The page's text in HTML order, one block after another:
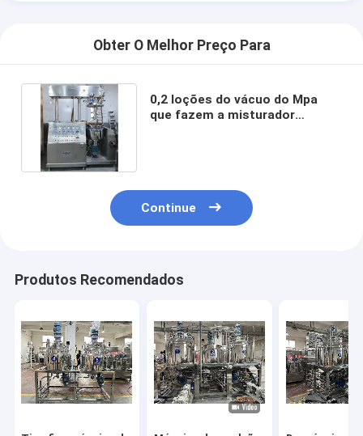
Obter O Melhor Preço Para
0,2 loções do vácuo do Mpa
que fazem a misturador
Continue
Produtos Recomendados